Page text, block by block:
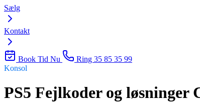
Sælg
Kontakt
Book Tid Nu
Ring 35 85 35 99
Konsol
PS5 Fejlkoder og løsninger